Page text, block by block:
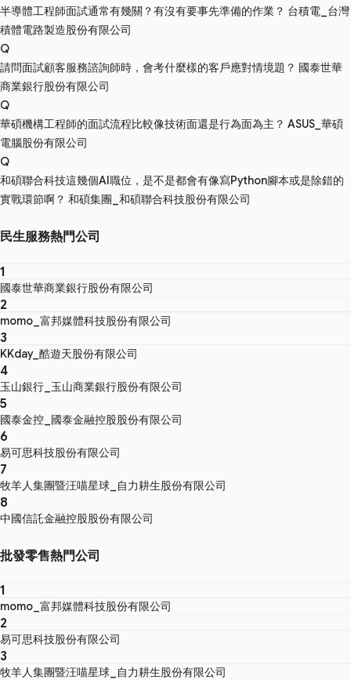
半導體工程師面試通常有幾關？有沒有要事先準備的作業？ 台積電_台灣
積體電路製造股份有限公司
Q
請問面試顧客服務諮詢師時，會考什麼樣的客戶應對情境題？ 國泰世華
商業銀行股份有限公司
Q
華碩機構工程師的面試流程比較像技術面還是行為面為主？ ASUS_華碩
電腦股份有限公司
Q
和碩聯合科技這幾個AI職位，是不是都會有像寫Python腳本或是除錯的
實戰環節啊？ 和碩集團_和碩聯合科技股份有限公司
民生服務熱門公司
1
國泰世華商業銀行股份有限公司
2
momo_富邦媒體科技股份有限公司
3
KKday_酷遊天股份有限公司
4
玉山銀行_玉山商業銀行股份有限公司
5
國泰金控_國泰金融控股股份有限公司
6
易可思科技股份有限公司
7
牧羊人集團暨汪喵星球_自力耕生股份有限公司
8
中國信託金融控股股份有限公司
批發零售熱門公司
1
momo_富邦媒體科技股份有限公司
2
易可思科技股份有限公司
3
牧羊人集團暨汪喵星球_自力耕生股份有限公司